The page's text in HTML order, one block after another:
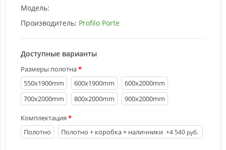
Модель:
Производитель: Profilo Porte
Доступные варианты
Размеры полотна
550х1900mm
600х1900mm
600х2000mm
700х2000mm
800х2000mm 900х2000mm
Комплектация
Полотно
Полотно + коробка + наличники +4 540 руб.